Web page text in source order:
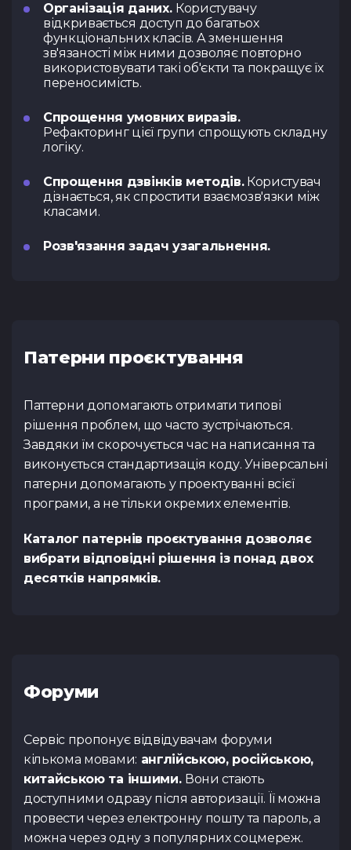
Організація даних. Користувачу
відкривається доступ до багатьох
функціональних класів. А зменшення
зв'язаності між ними дозволяє повторно
використовувати такі об'єкти та покращує їх
переносимість.
Спрощення умовних виразів.
Рефакторинг цієї групи спрощують складну
логіку.
Спрощення дзвінків методів.Користувач
дізнається, як спростити взаємозв'язки між
класами.
Розв'язання задач узагальнення.
Патерни проєктування
Паттерни допомагають отримати типові
рішення проблем, що часто зустрічаються.
Завдяки їм скорочується час на написання та
виконується стандартизація коду. Універсальні
патерни допомагають у проектуванні всієї
програми, а не тільки окремих елементів.
Каталог патернів проєктування дозволяє
вибрати відповідні рішення із понад двох
десятків напрямків.
Форуми
Сервіс пропонує відвідувачам форуми
кількома мовами: англійською, російською,
китайською та іншими. Вони стають
доступними одразу після авторизації. Її можна
провести через електронну пошту та пароль, а
можна через одну з популярних соцмереж.